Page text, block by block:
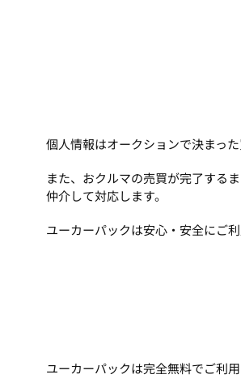
個人情報はオークションで決まっ
また、おクルマの売買が完了する
仲介して対応します。
ユーカーパックは安心・安全にご
ユーカーパックは完全無料でご利